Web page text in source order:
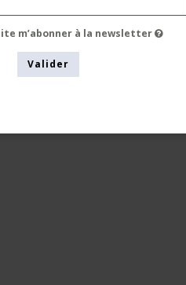
EUR 19,00
m’abonner à la newsletter
Valider